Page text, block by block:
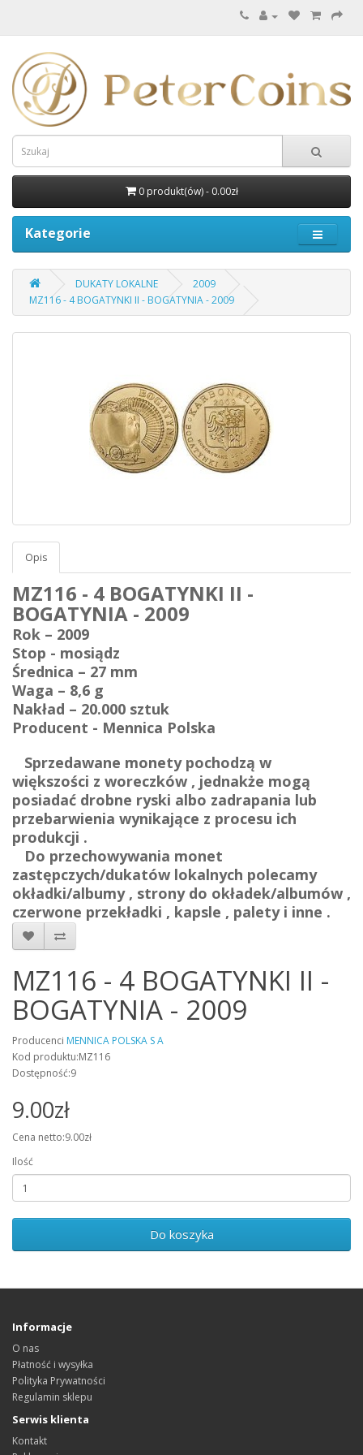
0 produkt(ów) - 0.00zł
Kategorie
DUKATY LOKALNE
2009
MZ116 - 4 BOGATYNKI II - BOGATYNIA - 2009
Opis
MZ116 - 4 BOGATYNKI II -
BOGATYNIA - 2009
Rok – 2009
Stop - mosiądz
Średnica – 27 mm
Waga – 8,6 g
Nakład – 20.000 sztuk
Producent - Mennica Polska
Sprzedawane monety pochodzą w
większości z woreczków , jednakże mogą
posiadać drobne ryski albo zadrapania lub
przebarwienia wynikające z procesu ich
produkcji .
Do przechowywania monet
zastępczych/dukatów lokalnych polecamy
okładki/albumy , strony do okładek/albumów ,
czerwone przekładki , kapsle , palety i inne .
MZ116 - 4 BOGATYNKI II -
BOGATYNIA - 2009
Producenci MENNICA POLSKA S A
Kod produktu:MZ116
Dostępność:9
9.00zł
Cena netto:9.00zł
Ilość
Do koszyka
Informacje
O nas
Płatność i wysyłka
Polityka Prywatności
Regulamin sklepu
Serwis klienta
Kontakt